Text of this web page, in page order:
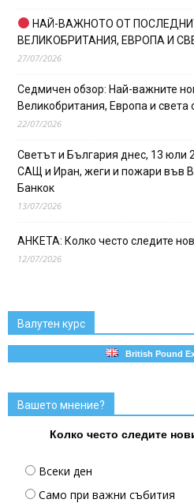
НАЙ-ВАЖНОТО ОТ
ВЕЛИКОБРИТАНИЯ, ЕВРОПА И
27/07/2026
Седмичен обзор: Най-важните
Великобритания, Европа и света
22/07/2026
Светът и България днес, 13 юли
САЩ и Иран, жеги и пожари във
Банкок
13/07/2026
АНКЕТА: Колко често следите
12/07/2026
Валутен курс
British Pound
Вашето мнение?
Колко често следите
Всеки ден
Само при важни събития